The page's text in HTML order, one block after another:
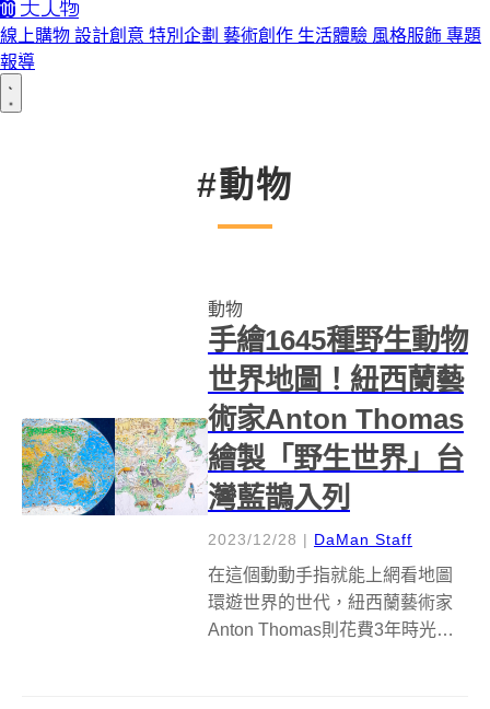
線上購物 設計創意 特別企劃 藝術創作 生活體驗 風格服飾 專題
報導
#動物
動物
手繪1645種野生動物
世界地圖！紐西蘭藝
術家Anton Thomas
繪製「野生世界」台
灣藍鵲入列
2023/12/28 | DaMan Staff
在這個動動手指就能上網看地圖
環遊世界的世代，紐西蘭藝術家
Anton Thomas則花費3年時光，